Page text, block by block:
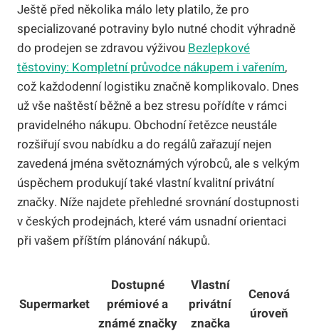
Ještě před několika málo lety platilo, že pro
specializované potraviny bylo nutné chodit výhradně
do prodejen se zdravou výživouBezlepkové
těstoviny: Kompletní průvodce nákupem i vařením,
což každodenní logistiku značně komplikovalo. Dnes
už vše naštěstí běžně a bez stresu pořídíte v rámci
pravidelného nákupu. Obchodní řetězce neustále
rozšiřují svou nabídku a do regálů zařazují nejen
zavedená jména světoznámých výrobců, ale s velkým
úspěchem produkují také vlastní kvalitní privátní
značky. Níže najdete přehledné srovnání dostupnosti
v českých prodejnách, které vám usnadní orientaci
při vašem příštím plánování nákupů.
Supermarket
Dostupné
prémiové a
známé značky
Vlastní
privátní
značka
Cenová
úroveň